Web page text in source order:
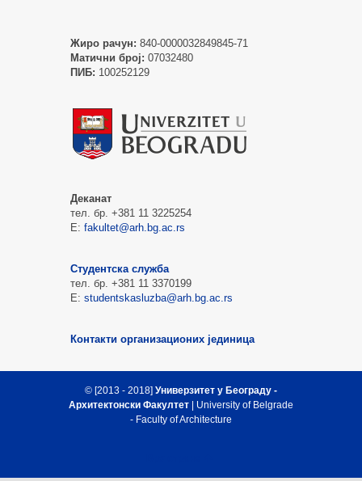
Жиро рачун: 840-0000032849845-71
Матични број: 07032480
ПИБ: 100252129
Деканат
тел. бр. +381 11 3225254
Е: fakultet@arh.bg.ac.rs
Студентска служба
тел. бр. +381 11 3370199
Е: studentskasluzba@arh.bg.ac.rs
Контакти организационих јединица
© [2013 - 2018] Универзитет у Београду -
Архитектонски Факултет | University of Belgrade
- Faculty of Architecture